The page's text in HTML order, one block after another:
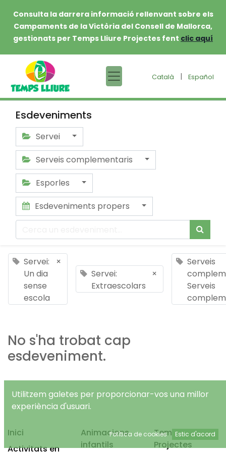
Consulta la darrera informació rellenvant sobre els
Campaments de la Victòria del Consell de Mallorca,
gestionats per Temps Lliure Projectes fent clic aquí
Català | Español
Esdeveniments
Servei
Serveis complementaris
Esporles
Esdeveniments propers
Servei:
Un dia
sense
escola
×
Servei:
Extraescolars
×
Serveis
Serveis
No s'ha trobat cap
esdeveniment.
Inici
Activitats en
Animacions
infantils
Temps Lliure
Projectes
Utilitzem galetes per proporcionar-vos una millor
experiència d'usuari.
Política de cookies Estic d'acord